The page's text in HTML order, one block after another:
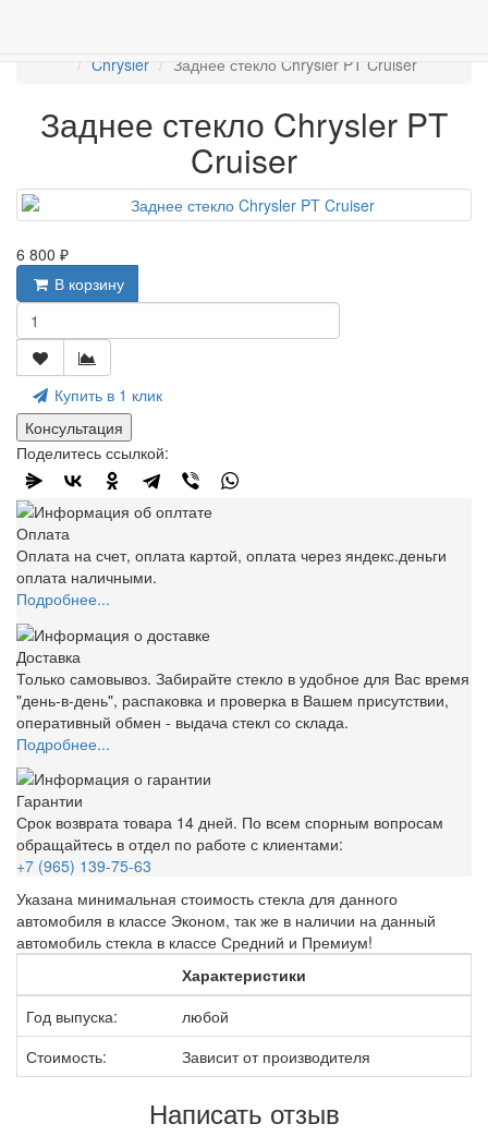
Chrysler
Заднее стекло Chrysler PT Cruiser
Заднее стекло Chrysler PT
Cruiser
6 800 ₽
В корзину
Купить в 1 клик
Консультация
Поделитесь ссылкой:
Оплата
Оплата на счет, оплата картой, оплата через яндекс.деньги
оплата наличными.
Подробнее...
Доставка
Только самовывоз. Забирайте стекло в удобное для Вас время
"день-в-день", распаковка и проверка в Вашем присутствии,
оперативный обмен - выдача стекл со склада.
Подробнее...
Гарантии
Срок возврата товара 14 дней. По всем спорным вопросам
обращайтесь в отдел по работе с клиентами:
+7 (965) 139-75-63
Указана минимальная стоимость стекла для данного
автомобиля в классе Эконом, так же в наличии на данный
автомобиль стекла в классе Средний и Премиум!
Характеристики
Год выпуска:
любой
Стоимость:
Зависит от производителя
Написать отзыв